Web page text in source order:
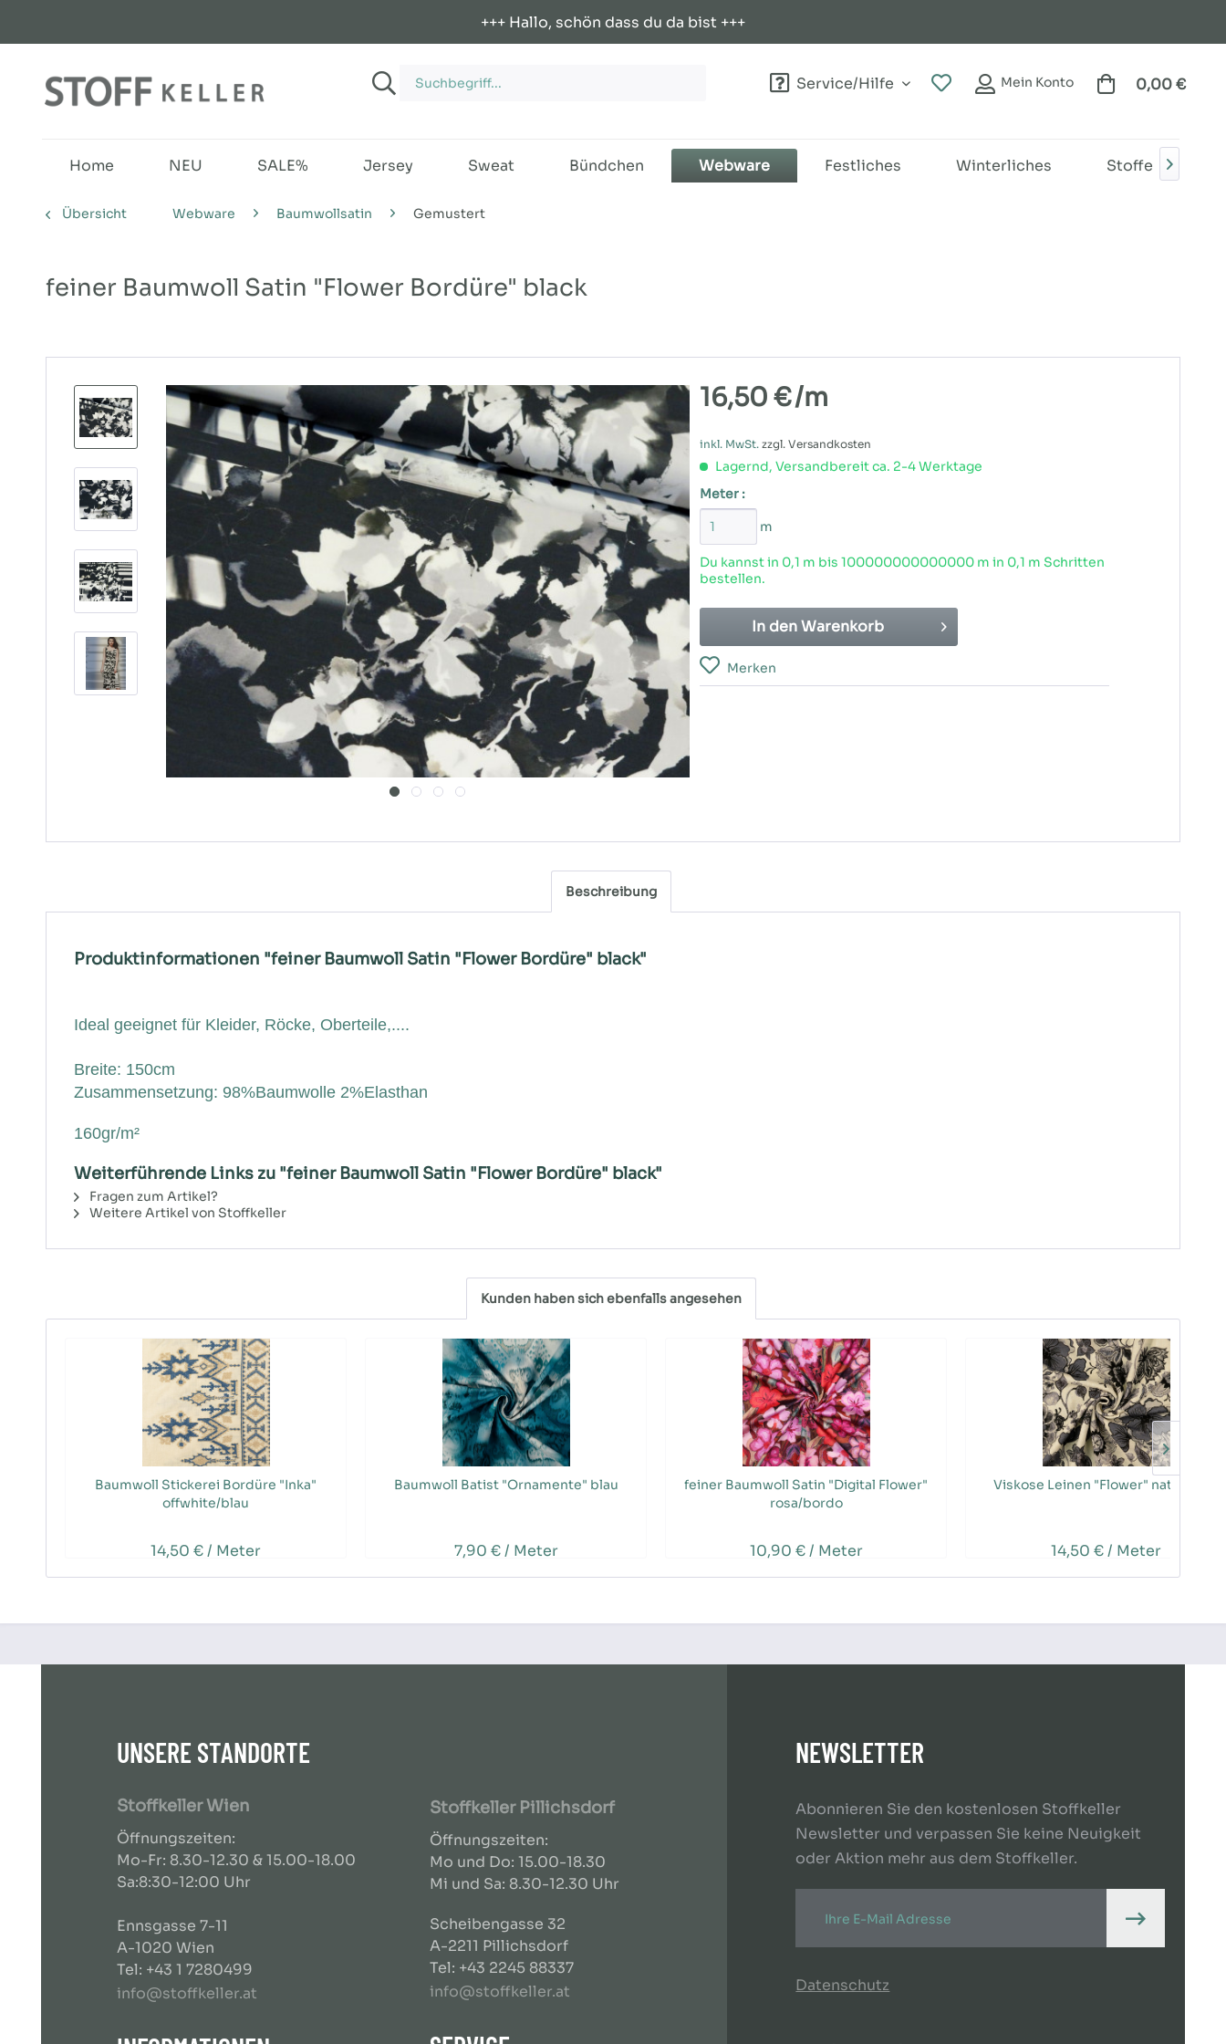
+++ Hallo, schön dass du da bist +++
Service/Hilfe Mein Konto 0,00 €
Home NEU SALE% Jersey Sweat Bündchen Webware Festliches Winterliches Stoffe 
Übersicht Webware Baumwollsatin Gemustert
feiner Baumwoll Satin "Flower Bordüre" black
16,50 €/m
inkl. MwSt. zzgl. Versandkosten
Lagernd, Versandbereit ca. 2-4 Werktage
Meter :
m
Du kannst in 0,1 m bis 100000000000000m in 0,1 m Schritten
bestellen.
In den Warenkorb
Merken
Beschreibung
Produktinformationen "feiner Baumwoll Satin "Flower Bordüre" black"
Ideal geeignet für Kleider, Röcke, Oberteile,....
Breite: 150cm
Zusammensetzung: 98%Baumwolle 2%Elasthan
160gr/m²
Weiterführende Links zu "feiner Baumwoll Satin "Flower Bordüre" black"
Fragen zum Artikel?
Weitere Artikel von Stoffkeller
Kunden haben sich ebenfalls angesehen
Baumwoll Stickerei Bordüre "Inka"
offwhite/blau
14,50 € / Meter
Baumwoll Batist "Ornamente" blau
7,90 € / Meter
feiner Baumwoll Satin "Digital Flower"
rosa/bordo
10,90 € / Meter
Viskose Leinen "Flower" natur/grau
14,50 € / Meter
UNSERE STANDORTE
Stoffkeller Wien
Öffnungszeiten:
Mo-Fr: 8.30-12.30 & 15.00-18.00
Sa:8:30-12:00 Uhr
Ennsgasse 7-11
A-1020 Wien
Tel: +43 1 7280499
info@stoffkeller.at
Stoffkeller Pillichsdorf
Öffnungszeiten:
Mo und Do: 15.00-18.30
Mi und Sa: 8.30-12.30 Uhr
Scheibengasse 32
A-2211 Pillichsdorf
Tel: +43 2245 88337
info@stoffkeller.at
NEWSLETTER
Abonnieren Sie den kostenlosen Stoffkeller
Newsletter und verpassen Sie keine Neuigkeit
oder Aktion mehr aus dem Stoffkeller.
Datenschutz